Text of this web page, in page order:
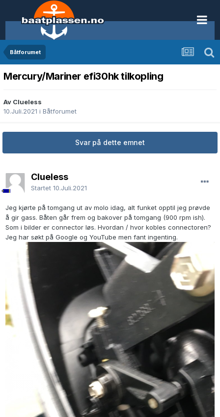
Båtforumet
Mercury/Mariner efi30hk tilkopling
Av Clueless
10.Juli.2021 i Båtforumet
Svar på dette emnet
Clueless
Startet 10.Juli.2021
Jeg kjørte på tomgang ut av molo idag, alt funket opptil jeg prøvde
å gir gass. Båten går frem og bakover på tomgang (900 rpm ish).
Som i bilder er connector løs. Hvordan / hvor kobles connectoren?
Jeg har søkt på Google og YouTube men fant ingenting.